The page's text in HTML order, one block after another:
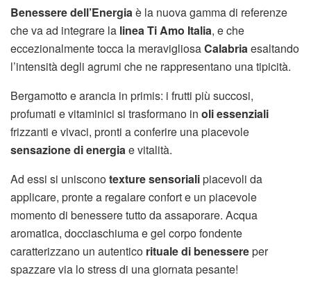
Benessere dell’Energiaè la nuova gamma di referenze
che va ad integrare la linea Ti Amo Italia, e che
eccezionalmente tocca la meravigliosaCalabriaesaltando
l’intensità degli agrumi che ne rappresentano una tipicità.
Bergamotto e arancia in primis: i frutti più succosi,
profumati e vitaminici si trasformano in oli essenziali
frizzanti e vivaci, pronti a conferire una piacevole
sensazione di energiae vitalità.
Ad essi si unisconotexture sensorialipiacevoli da
applicare, pronte a regalare confort e un piacevole
momento di benessere tutto da assaporare. Acqua
aromatica, docciaschiuma e gel corpo fondente
caratterizzano un autentico rituale di benessereper
spazzare via lo stress di una giornata pesante!